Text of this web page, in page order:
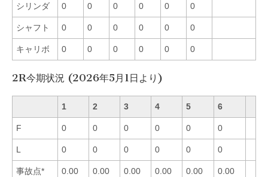
シリンダ 0 0 0 0 0 0
シャフト 0 0 0 0 0 0
キャリボ 0 0 0 0 0 0
2R今期状況 (2026年5月1日より)
1 2 3 4 5 6
F 0 0 0 0 0 0
L 0 0 0 0 0 0
事故点* 0.00 0.00 0.00 0.00 0.00 0.00